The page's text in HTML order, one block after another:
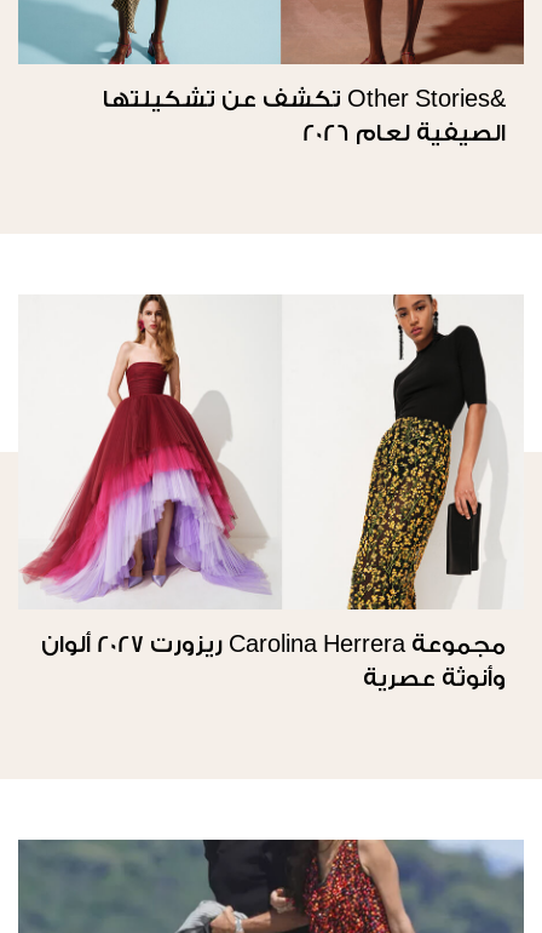
&Other Stories تكشف عن تشكيلتها
الصيفية لعام 2026
مجموعة Carolina Herrera ريزورت 2027 ألوان
وأنوثة عصرية